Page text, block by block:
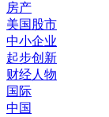
房产
美国股市
中小企业
起步创新
财经人物
国际
中国